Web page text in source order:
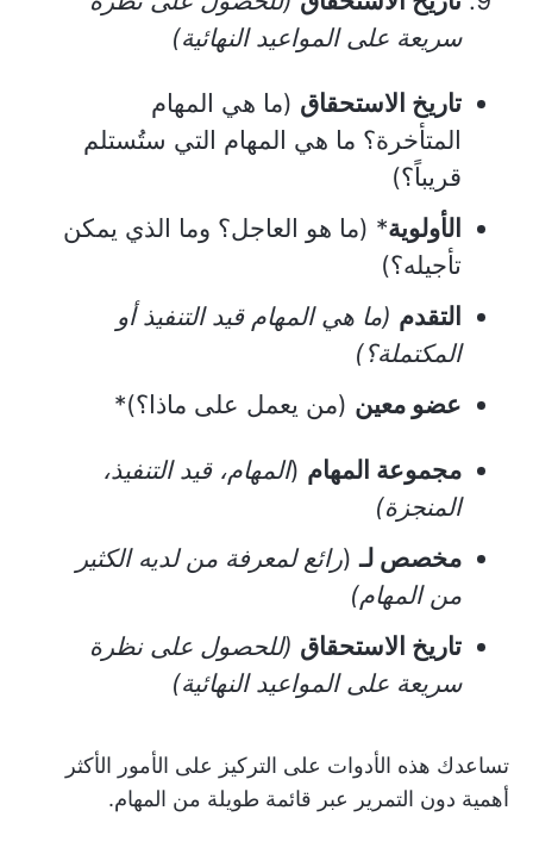
سريعة على المواعيد النهائية)
تاريخ الاستحقاق (ما هي المهام
المتأخرة؟ ما هي المهام التي ستُستلم
قريباً؟)
الأولوية* (ما هو العاجل؟ وما الذي يمكن
تأجيله؟)
التقدم (ما هي المهام قيد التنفيذ أو
المكتملة؟)
عضو معين (من يعمل على ماذا؟)*
مجموعة المهام (المهام، قيد التنفيذ،
المنجزة)
مخصص لـ(رائع لمعرفة من لديه الكثير
من المهام)
تاريخ الاستحقاق (للحصول على نظرة
سريعة على المواعيد النهائية)
تساعدك هذه الأدوات على التركيز على الأمور الأكثر
أهمية دون التمرير عبر قائمة طويلة من المهام.